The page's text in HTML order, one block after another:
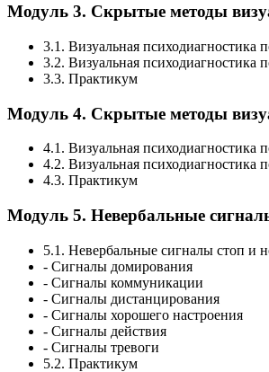
Модуль 3. Скрытые методы
3.1. Визуальная психодиагностика
3.2. Визуальная психодиагностика
3.3. Практикум
Модуль 4. Скрытые методы
4.1. Визуальная психодиагностика
4.2. Визуальная психодиагностика
4.3. Практикум
Модуль 5. Невербальные
5.1. Невербальные сигналы стоп и
- Сигналы домирования
- Сигналы коммуникации
- Сигналы дистанцирования
- Сигналы хорошего настроения
- Сигналы действия
- Сигналы тревоги
5.2. Практикум